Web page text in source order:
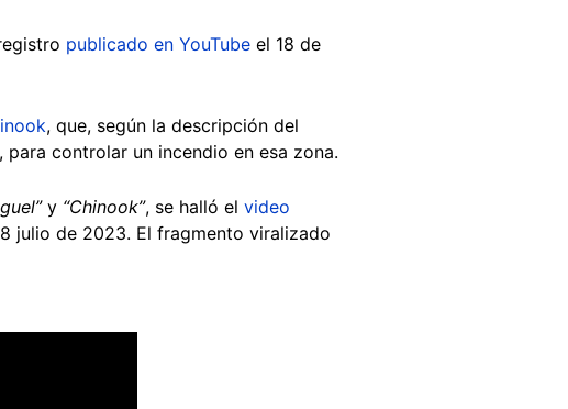
publicado en YouTube el 18 de
, que, según la descripción del
controlar un incendio en esa zona.
y “Chinook”, se halló el video
julio de 2023. El fragmento viralizado